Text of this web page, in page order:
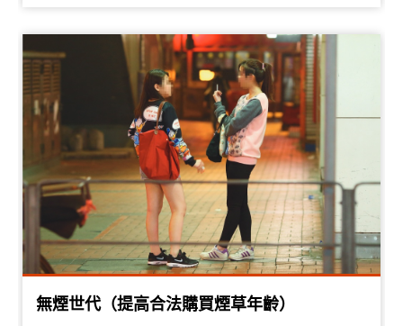
無煙世代（提高合法購買煙草年齡）